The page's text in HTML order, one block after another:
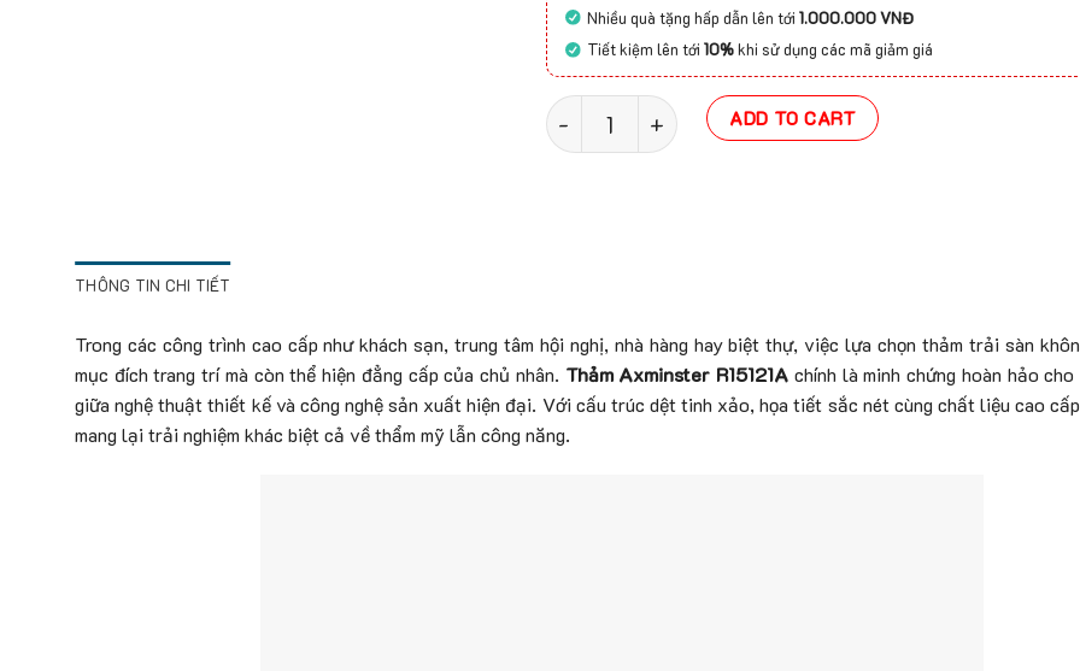
Nhiều quà tặng hấp dẫn lên tới 1.000.000 VNĐ
Tiết kiệm lên tới 10%khi sử dụng các mã giảm giá
Thảm Axminster R15121A quantity
ADD TO CART
THÔNG TIN CHI TIẾT
Trong các công trình cao cấp như khách sạn, trung tâm hội nghị, nhà hàng hay biệt thự, việc lựa chọn thảm trải sàn
mục đích trang trí mà còn thể hiện đẳng cấp của chủ nhân. Thảm Axminster R15121A chính là minh chứng hoàn hảo
giữa nghệ thuật thiết kế và công nghệ sản xuất hiện đại. Với cấu trúc dệt tinh xảo, họa tiết sắc nét cùng chất liệu cao
mang lại trải nghiệm khác biệt cả về thẩm mỹ lẫn công năng.